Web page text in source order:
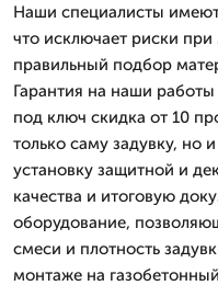
Наши специалисты
что исключает риски
правильный подбор
Гарантия на наши
под ключ скидка от 10
только саму задувку, но
установку защитной и
качества и итоговую
оборудование,
смеси и плотность
монтаже на